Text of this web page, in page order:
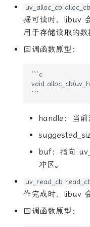
uv_alloc_cb alloc_cb
据可读时，libuv
用于存储读取的数
回调函数原型：
```c
void
handle：当前
buf：指向
冲区。
uv_read_cb
作完成时，libuv
回调函数原型：